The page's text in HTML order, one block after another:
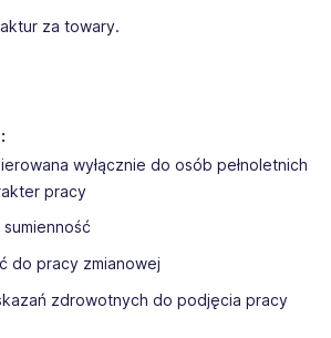
za towary.
wyłącznie do osób pełnoletnich
pracy
do pracy zmianowej
zdrowotnych do podjęcia pracy